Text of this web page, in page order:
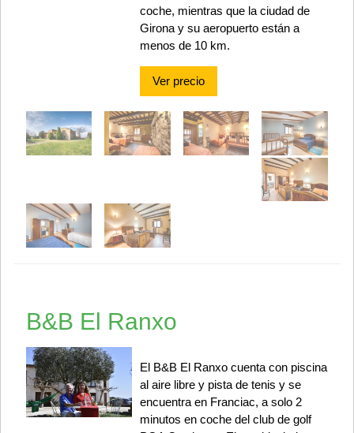
coche, mientras que la ciudad de
Girona y su aeropuerto están a
menos de 10 km.
Ver precio
B&B El Ranxo
El B&B El Ranxo cuenta con piscina
al aire libre y pista de tenis y se
encuentra en Franciac, a solo 2
minutos en coche del club de golf